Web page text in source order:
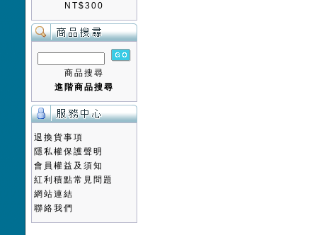
NT$300
商品搜尋
進階商品搜尋
退換貨事項
隱私權保護聲明
會員權益及須知
紅利積點常見問題
網站連結
聯絡我們